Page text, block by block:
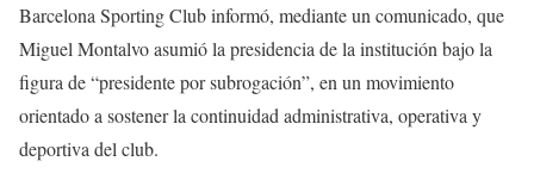
Barcelona Sporting Club informó, mediante un comunicado, que
Miguel Montalvo asumió la presidencia de la institución bajo la
figura de “presidente por subrogación”, en un movimiento
orientado a sostener la continuidad administrativa, operativa y
deportiva del club.